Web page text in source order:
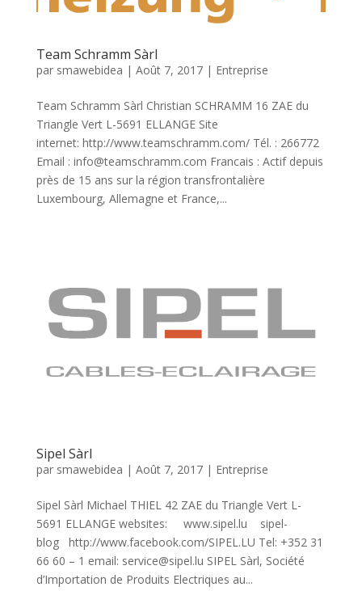
Team Schramm Sàrl
par smawebidea | Août 7, 2017| Entreprise
Team Schramm Sàrl Christian SCHRAMM 16 ZAE du
Triangle Vert L-5691 ELLANGE Site
internet: http://www.teamschramm.com/ Tél. : 266772
Email : info@teamschramm.com Francais : Actif depuis
près de 15 ans sur la région transfrontalière
Luxembourg, Allemagne et France,...
Sipel Sàrl
par smawebidea | Août 7, 2017| Entreprise
Sipel Sàrl Michael THIEL 42 ZAE du Triangle Vert L-
5691 ELLANGE websites: www.sipel.lu sipel-
blog http://www.facebook.com/SIPEL.LU Tel: +352 31
66 60 – 1 email: service@sipel.lu SIPEL Sàrl, Société
d’Importation de Produits Electriques au...